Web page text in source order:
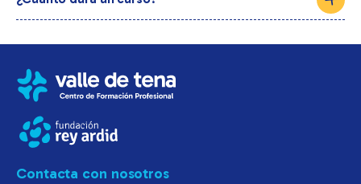
Contacta con nosotros